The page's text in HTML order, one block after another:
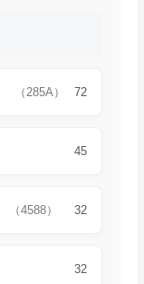
（285A） 72
45
（4588） 32
32